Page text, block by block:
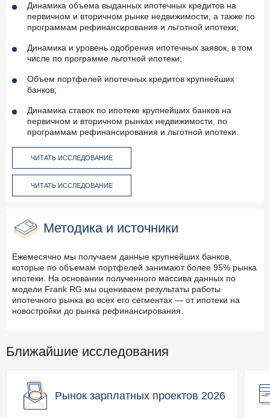
Динамика объема выданных ипотечных кредитов на
первичном и вторичном рынке недвижимости, а также по
программам рефинансирования и льготной ипотеки;
Динамика и уровень одобрения ипотечных заявок, в том
числе по программе льготной ипотеки;
Объем портфелей ипотечных кредитов крупнейших
банков;
Динамика ставок по ипотеке крупнейших банков на
первичном и вторичном рынках недвижимости, по
программам рефинансирования и льготной ипотеки.
ЧИТАТЬ ИССЛЕДОВАНИЕ
ЧИТАТЬ ИССЛЕДОВАНИЕ
Методика и источники
Ежемесячно мы получаем данные крупнейших банков,
которые по объемам портфелей занимают более 95% рынка
ипотеки. На основании полученного массива данных по
модели Frank RG мы оцениваем результаты работы
ипотечного рынка во всех его сегментах — от ипотеки на
новостройки до рынка рефинансирования.
Ближайшие исследования
Рынок зарплатных проектов 2026